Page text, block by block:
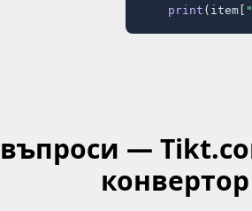
print (item[
—
конвертор